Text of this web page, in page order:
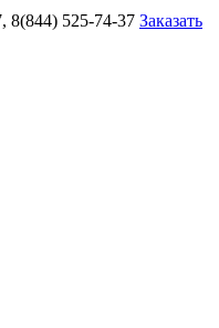
, 8(844) 525-74-37 Заказать